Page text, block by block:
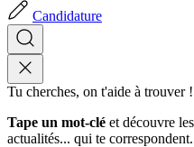
Candidature
Tu cherches, on t'aide à trouver !
Tape un mot-clé et découvre
actualités... qui te correspondent.